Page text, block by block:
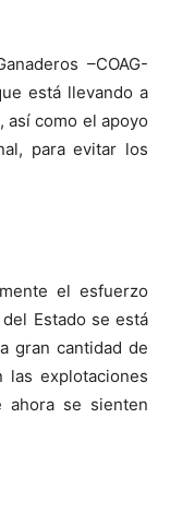
–COAG-
está llevando a
así como el apoyo
para evitar los
el esfuerzo
Estado se está
gran cantidad de
las explotaciones
ahora se sienten